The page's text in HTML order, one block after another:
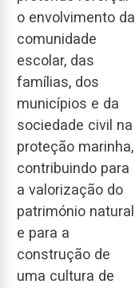
o envolvimento da
comunidade
escolar, das
famílias, dos
municípios e da
sociedade civil na
proteção marinha,
contribuindo para
a valorização do
património natural
e para a
construção de
uma cultura de